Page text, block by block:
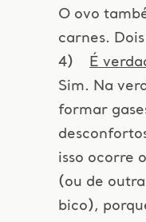
O ovo
carnes.
4)
É
Sim. Na
formar
isso ocorre
(ou de
bico),